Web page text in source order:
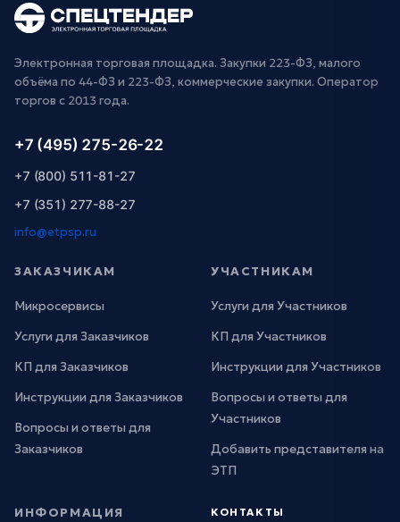
Электронная торговая площадка. Закупки 223-ФЗ, малого
объёма по 44-ФЗ и 223-ФЗ, коммерческие закупки. Оператор
торгов с 2013 года.
+7 (495) 275-26-22
+7 (800) 511-81-27
+7 (351) 277-88-27
info@etpsp.ru
ЗАКАЗЧИКАМ
Микросервисы
Услуги для Заказчиков
КП для Заказчиков
Инструкции для Заказчиков
Вопросы и ответы для
Заказчиков
УЧАСТНИКАМ
Услуги для Участников
КП для Участников
Инструкции для Участников
Вопросы и ответы для
Участников
Добавить представителя на
ЭТП
ИНФОРМАЦИЯ КОНТАКТЫ